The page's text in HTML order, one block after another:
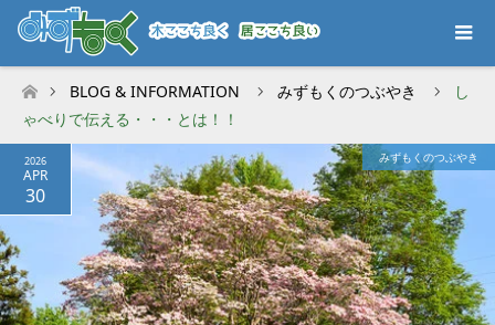
ホーム
BLOG & INFORMATION みずもくのつぶやき
し
ゃべりで伝える・・・とは！！
2026
APR
30
みずもくのつぶやき